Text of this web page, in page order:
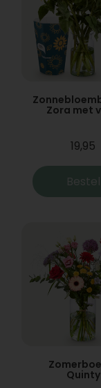
Zora met
19,95
Bestel
Quinty